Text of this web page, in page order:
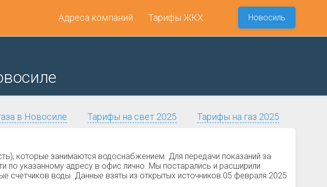
Адреса компаний Тарифы ЖКХ Новосиль
в Новосиле Тарифы на свет 2025 Тарифы на газ 2025
которые занимаются водоснабжением. Для передачи показаний за
по указанному адресу в офис лично. Мы постарались и расширили
счетчиков воды. Данные взяты из открытых источников 05 февраля 2025